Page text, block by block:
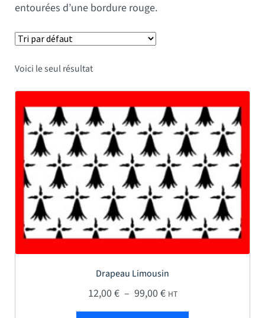
entourées d’une bordure rouge.
Voici le seul résultat
Drapeau Limousin
12,00€ – 99,00€Plage de prix : 12,00 €
HT